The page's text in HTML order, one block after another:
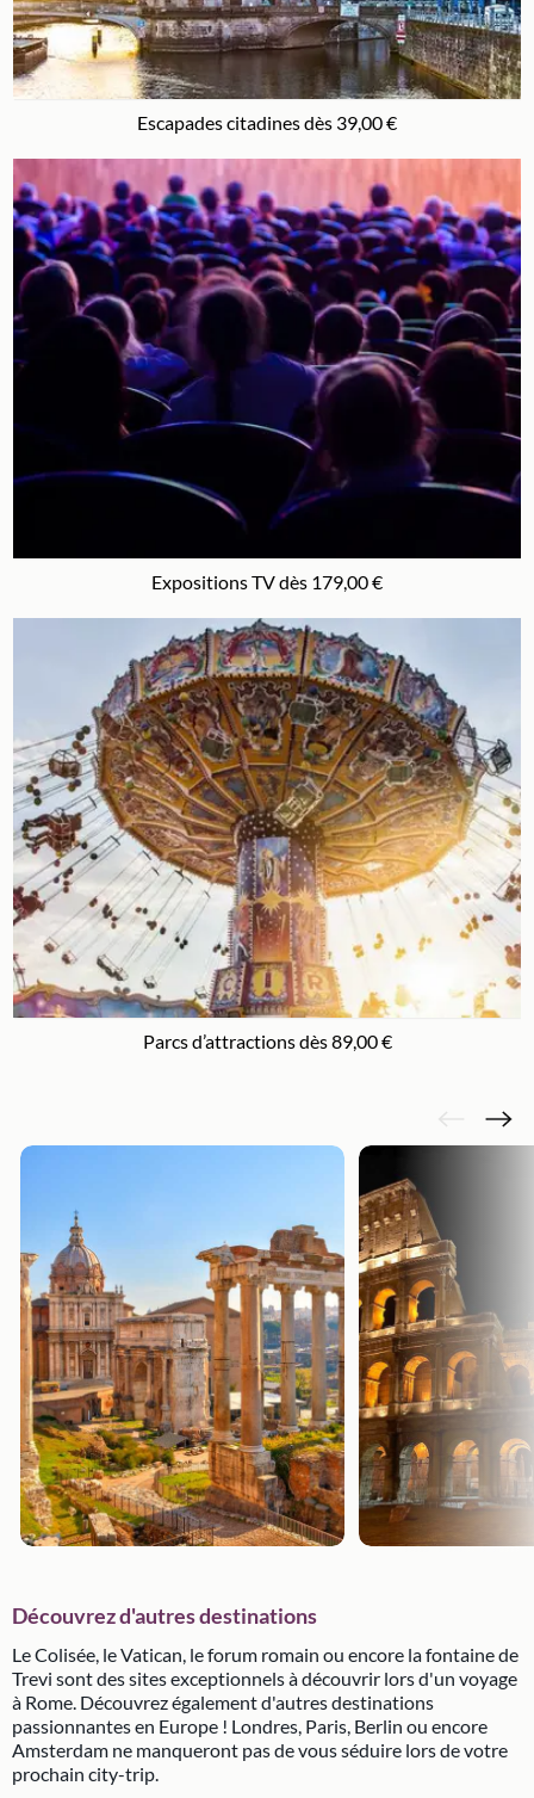
Escapades citadines dès 39,00 €
Expositions TV dès 179,00 €
Parcs d’attractions dès 89,00 €
Découvrez d'autres destinations
Le Colisée, le Vatican, le forum romain ou encore la fontaine de
Trevi sont des sites exceptionnels à découvrir lors d'un voyage
à Rome. Découvrez également d'autres destinations
passionnantes en Europe ! Londres, Paris, Berlin ou encore
Amsterdam ne manqueront pas de vous séduire lors de votre
prochain city-trip.